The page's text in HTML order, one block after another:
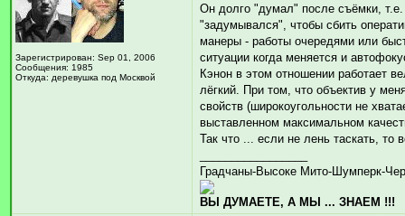
Зарегистрирован: Sep 01, 2006
Сообщения: 1985
Откуда: деревушка под Москвой
Он долго "думал" после съёмки, т.е.
"задумывался", чтобы сбить
манеры - работы очередями или
ситуации когда меняется и
Кэнон в этом отношении работает
лёгкий. При том, что объектив у
свойств (широкоугольности не
выставленном максимальном
Так что ... если не лень таскать, то
Градчаны-Высоке Мито-Шумперк-
ВЫ ДУМАЕТЕ, А МЫ ... ЗНАЕМ !!!